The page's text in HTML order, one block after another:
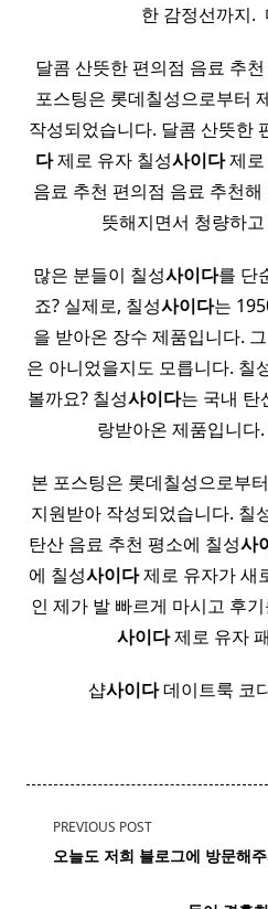
한 감정선까지.
달콤 산뜻한 편의점 음료 추천
포스팅은 롯데칠성으로부터
작성되었습니다. 달콤 산뜻한
다제로 유자 칠성사이다제로
음료 추천 편​의점 음료 추천
뜻해지면서 청량하
많은 분들이 칠성사이다를 단
죠? 실제로, 칠성사이다는
을 받아온 장수 제품입니다.
은 아니었을지도 모릅니다. 칠
볼까요? 칠성사이다는 국내 탄
랑받아온 제품입니
본 포스팅은 롯데칠성으로부
지원받아 작성되었습니다. 칠
탄산 음료 추천 평소에 칠성사
에 칠성사이다제로 유자가 새
인 제가 발 빠르게 마시고 후
사이다제로 유자
샵사이다데이트룩 코
<span
class="nav-
PREVIOUS POST
오늘도 저희 블로그에 방문해